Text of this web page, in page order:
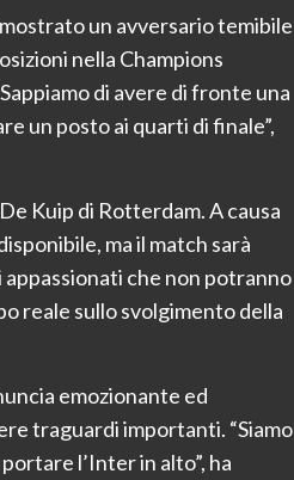
un avversario temibile
nella Champions
di avere di fronte una
un posto ai quarti di finale”,
Kuip di Rotterdam. A causa
ma il match sarà
appassionati che non potranno
reale sullo svolgimento della
emozionante ed
traguardi importanti. “Siamo
l’Inter in alto”, ha